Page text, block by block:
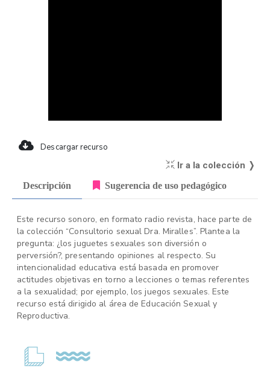
Descargar recurso
Ir a la colección ❭
Descripción Sugerencia de uso pedagógico
Este recurso sonoro, en formato radio revista, hace parte de
la colección “Consultorio sexual Dra. Miralles”. Plantea la
pregunta: ¿los juguetes sexuales son diversión o
perversión?, presentando opiniones al respecto. Su
intencionalidad educativa está basada en promover
actitudes objetivas en torno a lecciones o temas referentes
a la sexualidad; por ejemplo, los juegos sexuales. Este
recurso está dirigido al área de Educación Sexual y
Reproductiva.